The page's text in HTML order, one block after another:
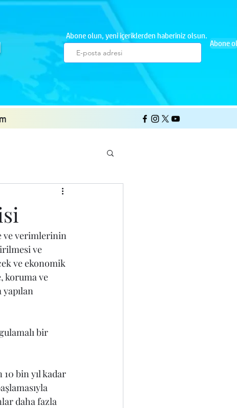
Abone olun, yeni içeriklerden haberiniz olsun.
Abone ol
ve verimlerinin
ve
ve ekonomik
koruma ve
bir
10 bin yıl kadar
daha fazla